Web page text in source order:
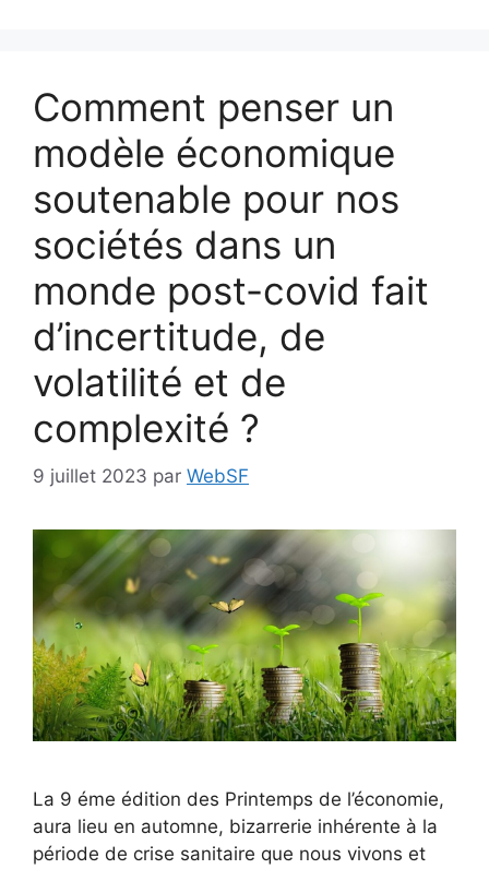
Comment penser un
modèle économique
soutenable pour nos
sociétés dans un
monde post-covid fait
d’incertitude, de
volatilité et de
complexité ?
9 juillet 2023 par WebSF
La 9 éme édition des Printemps de l’économie,
aura lieu en automne, bizarrerie inhérente à la
période de crise sanitaire que nous vivons et